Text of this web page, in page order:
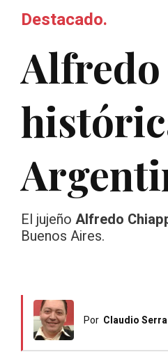
Destacado.
Alfredo
El jujeño Alfredo
Buenos Aires.
Por Claudio Serra